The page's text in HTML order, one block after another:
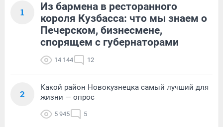
1
Из бармена в ресторанного
короля Кузбасса: что мы знаем о
Печерском, бизнесмене,
спорящем с губернаторами
14 144 12
2
Какой район Новокузнецка самый лучший для
жизни — опрос
5 945 5